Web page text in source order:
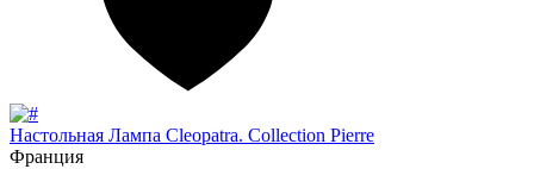
Настольная Лампа Cleopatra. Collection Pierre
Франция